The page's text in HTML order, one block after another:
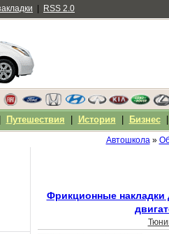
Автошкола»
Фрикционные накладки
RSS 2.0
Путешествия История Бизнес